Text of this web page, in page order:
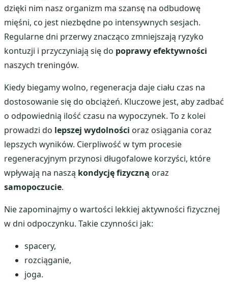
dzięki nim nasz organizm ma szansę na odbudowę
mięśni, co jest niezbędne po intensywnych sesjach.
Regularne dni przerwy znacząco zmniejszają ryzyko
kontuzji i przyczyniają się do poprawy efektywności
naszych treningów.
Kiedy biegamy wolno, regeneracja daje ciału czas na
dostosowanie się do obciążeń. Kluczowe jest, aby zadbać
o odpowiednią ilość czasu na wypoczynek. To z kolei
prowadzi do lepszej wydolności oraz osiągania coraz
lepszych wyników. Cierpliwość w tym procesie
regeneracyjnym przynosi długofalowe korzyści, które
wpływają na naszą kondycję fizyczną oraz
samopoczucie.
Nie zapominajmy o wartości lekkiej aktywności fizycznej
w dni odpoczynku. Takie czynności jak:
spacery,
rozciąganie,
joga.